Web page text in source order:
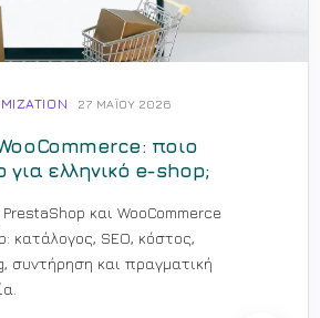
27 ΜΑΪ́ΟΥ 2026
ποιο
για ελληνικό e-shop;
και WooCommerce
κατάλογος, SEO, κόστος,
συντήρηση και πραγματική